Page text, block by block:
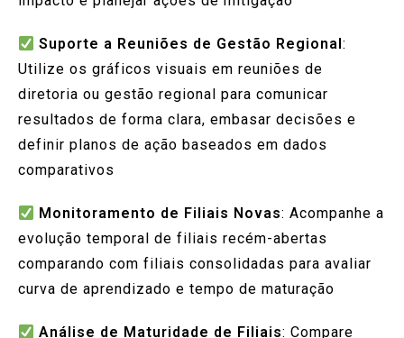
Suporte a Reuniões de Gestão Regional:
Utilize os gráficos visuais em reuniões de
diretoria ou gestão regional para comunicar
resultados de forma clara, embasar decisões e
definir planos de ação baseados em dados
comparativos
Monitoramento de Filiais Novas: Acompanhe a
evolução temporal de filiais recém-abertas
comparando com filiais consolidadas para avaliar
curva de aprendizado e tempo de maturação
Análise de Maturidade de Filiais: Compare